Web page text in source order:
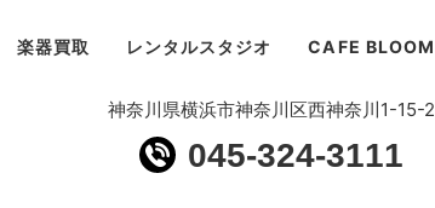
楽器買取 レンタルスタジオ CAFE BLOOM
神奈川県横浜市神奈川区西神奈川1-15-2
045-324-3111